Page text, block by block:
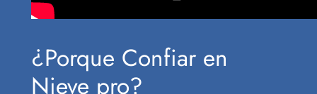
¿Porque Confiar en
Nieve pro?